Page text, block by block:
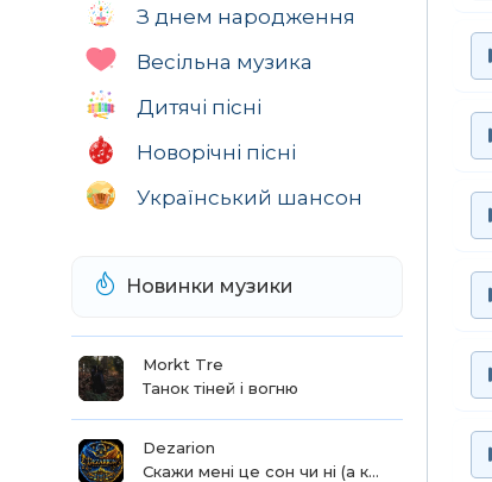
З днем народження
Весільна музика
Дитячі пісні
Новорічні пісні
Український шансон
Новинки музики
Morkt Tre
Танок тіней і вогню
Dezarion
Скажи мені це сон чи ні (а краса твоя) повна версія